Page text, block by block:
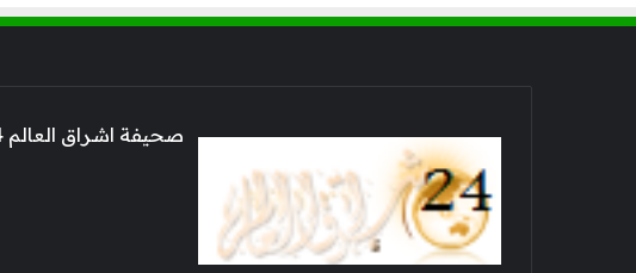
صحيفة اشراق العالم 24 أخبار العالم لحظة بلحظة